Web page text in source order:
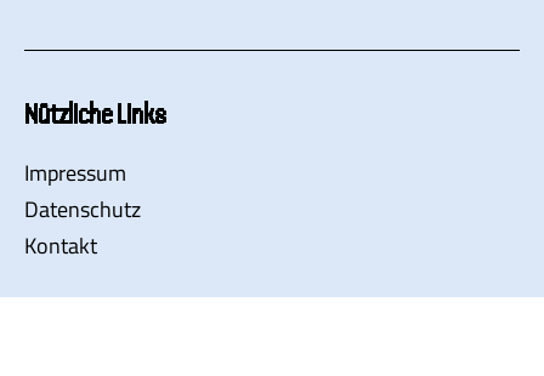
Nützliche Links
Impressum
Datenschutz
Kontakt